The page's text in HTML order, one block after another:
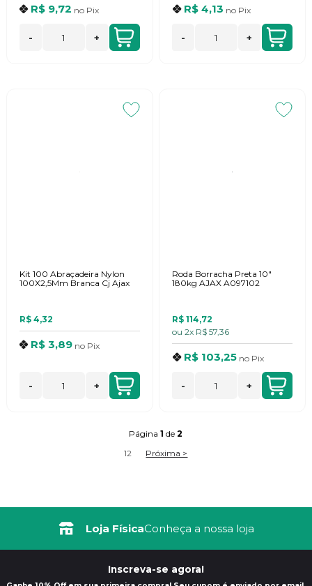
R$ 9,72 no Pix
- +
R$ 4,13 no Pix
- +
Kit 100 Abraçadeira Nylon
100X2,5Mm Branca Cj Ajax
R$ 4,32
R$ 3,89 no Pix
- +
Roda Borracha Preta 10"
180kg AJAX A097102
R$ 114,72
ou 2x R$ 57,36
R$ 103,25 no Pix
- +
Página1 de2
12 Próxima >
Loja FísicaConheça a nossa loja
Frete GrátisConsulte Regulamento
Inscreva-se agora!